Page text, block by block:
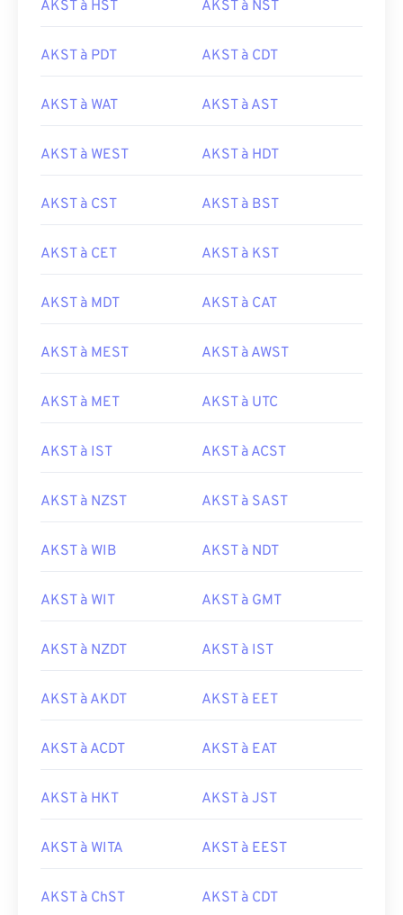
AKST à HST AKST à NST
AKST à PDT AKST à CDT
AKST à WAT AKST à AST
AKST à WEST AKST à HDT
AKST à CST AKST à BST
AKST à CET AKST à KST
AKST à MDT AKST à CAT
AKST à MEST AKST à AWST
AKST à MET AKST à UTC
AKST à IST AKST à ACST
AKST à NZST AKST à SAST
AKST à WIB AKST à NDT
AKST à WIT AKST à GMT
AKST à NZDT AKST à IST
AKST à AKDT AKST à EET
AKST à ACDT AKST à EAT
AKST à HKT AKST à JST
AKST à WITA AKST à EEST
AKST à ChST AKST à CDT